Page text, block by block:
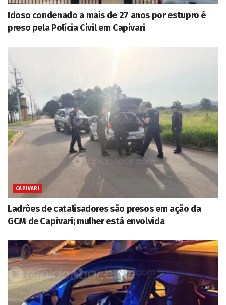
Idoso condenado a mais de 27 anos por estupro é
preso pela Polícia Civil em Capivari
CAPIVARI
Ladrões de catalisadores são presos em ação da
GCM de Capivari; mulher está envolvida